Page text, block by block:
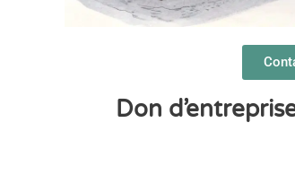
Don